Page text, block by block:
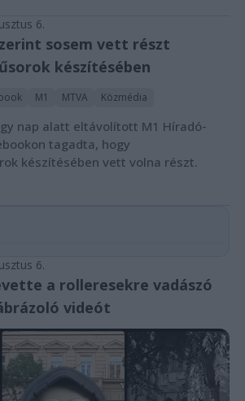
6.
sosem vett részt
készítésében
M1 MTVA Közmédia
nap alatt eltávolított M1 Híradó-
tagadta, hogy
készítésében vett volna részt.
6.
a rolleresekre vadászó
videót